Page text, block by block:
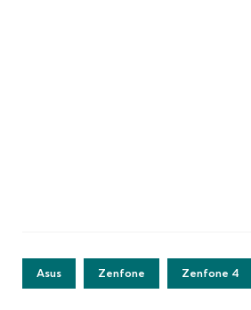
Asus Zenfone Zenfone 4